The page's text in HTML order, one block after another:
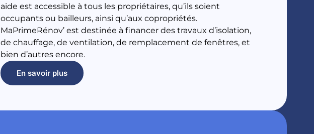
aide est accessible à tous les propriétaires, qu’ils soient
occupants ou bailleurs, ainsi qu’aux copropriétés.
MaPrimeRénov’ est destinée à financer des travaux d’isolation,
de chauffage, de ventilation, de remplacement de fenêtres, et
bien d’autres encore.
En savoir plus